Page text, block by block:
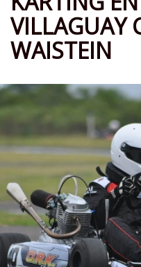
VILLAGUAY
WAISTEIN